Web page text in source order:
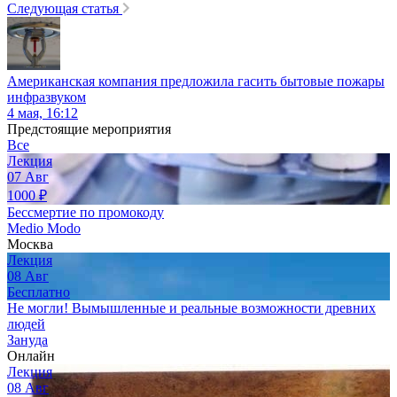
Следующая статья
Американская компания предложила гасить бытовые пожары
инфразвуком
4 мая, 16:12
Предстоящие мероприятия
Все
Лекция
07 Авг
1000₽
Бессмертие по промокоду
Medio Modo
Москва
Лекция
08 Авг
Бесплатно
Не могли! Вымышленные и реальные возможности древних
людей
Зануда
Онлайн
Лекция
08 Авг